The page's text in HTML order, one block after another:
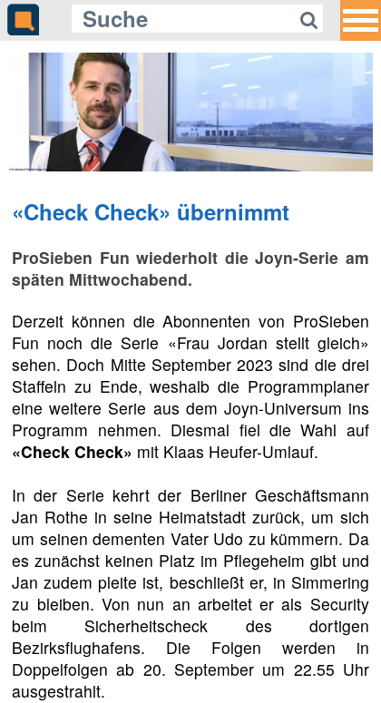
«Check Check» übernimmt
ProSieben Fun wiederholt die Joyn-Serie am
späten Mittwochabend.
Derzeit können die Abonnenten von ProSieben
Fun noch die Serie «Frau Jordan stellt gleich»
sehen. Doch Mitte September 2023 sind die drei
Staffeln zu Ende, weshalb die Programmplaner
eine weitere Serie aus dem Joyn-Universum ins
Programm nehmen. Diesmal fiel die Wahl auf
«Check Check» mit Klaas Heufer-Umlauf.
In der Serie kehrt der Berliner Geschäftsmann
Jan Rothe in seine Heimatstadt zurück, um sich
um seinen dementen Vater Udo zu kümmern. Da
es zunächst keinen Platz im Pflegeheim gibt und
Jan zudem pleite ist, beschließt er, in Simmering
zu bleiben. Von nun an arbeitet er als Security
beim Sicherheitscheck des dortigen
Bezirksflughafens. Die Folgen werden in
Doppelfolgen ab 20. September um 22.55 Uhr
ausgestrahlt.